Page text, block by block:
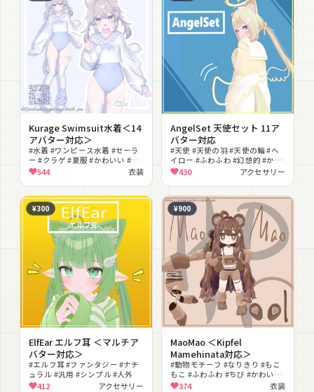
Kurage Swimsuit水着＜14
アバター対応＞
#水着 #ワンピース水着 #セーラ
ー #クラゲ #夏服 #かわいい #色
変更可能
544 衣装
AngelSet 天使セット 11ア
バター対応
#天使 #天使の羽 #天使の輪 #ヘ
イロー #ふわふわ #幻想的 #かわ
いい #揺れ物 #MA対応 #改変
430 アクセサリー
¥300
ElfEar エルフ耳 ＜マルチア
バター対応＞
#エルフ耳 #ファンタジー #ナチ
ュラル #汎用 #シンプル #人外
412 アクセサリー
¥900
MaoMao ＜Kipfel
Mamehinata対応＞
#動物モチーフ #なりきり #もこ
もこ #ふわふわ #ちび #かわいい
#ケモ #肉球 #MA対応 #lilToon
374 衣装